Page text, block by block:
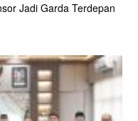
Jadi Garda Terdepan